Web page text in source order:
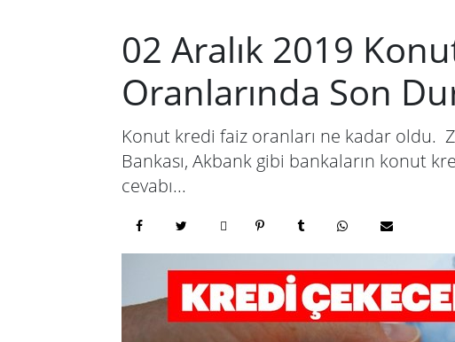
02 Aralık 2019
Oranlarında Son
Konut kredi faiz oranları ne kadar oldu.
Bankası, Akbank gibi bankaların konut
cevabı...